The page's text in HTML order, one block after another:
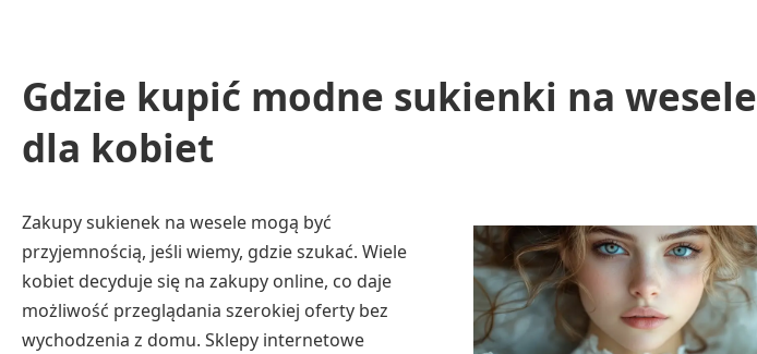
Gdzie kupić modne sukienki na wesele
dla kobiet
Zakupy sukienek na wesele mogą być
przyjemnością, jeśli wiemy, gdzie szukać. Wiele
kobiet decyduje się na zakupy online, co daje
możliwość przeglądania szerokiej oferty bez
wychodzenia z domu. Sklepy internetowe